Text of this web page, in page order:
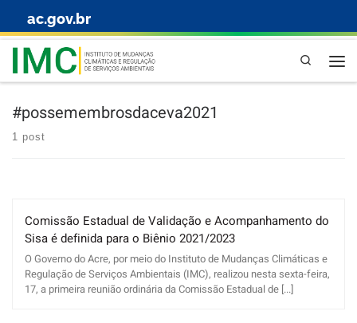
Skip to content
ac.gov.br
Pesquisa
#possemembrosdaceva2021
1 post
Comissão Estadual de Validação e Acompanhamento do
Sisa é definida para o Biênio 2021/2023
O Governo do Acre, por meio do Instituto de Mudanças Climáticas e
Regulação de Serviços Ambientais (IMC), realizou nesta sexta-feira,
17, a primeira reunião ordinária da Comissão Estadual de [...]